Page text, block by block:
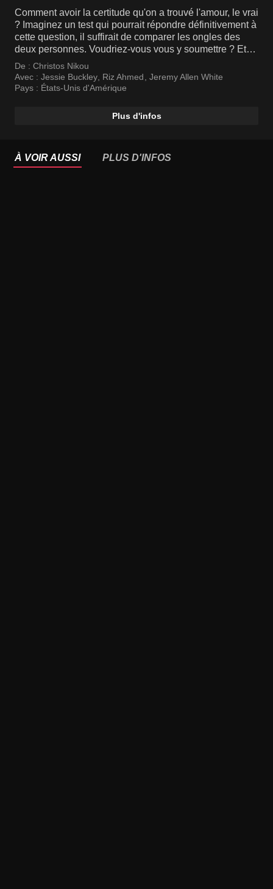
Comment avoir la certitude qu'on a trouvé l'amour, le vrai
? Imaginez un test qui pourrait répondre définitivement à
cette question, il suffirait de comparer les ongles des
deux personnes. Voudriez-vous vous y soumettre ? Et
en accepteriez-vous l'issue ?
De : Christos Nikou
Avec : Jessie Buckley, Riz Ahmed, Jeremy Allen White
Pays : États-Unis d'Amérique
Plus d'infos
À VOIR AUSSI PLUS D'INFOS